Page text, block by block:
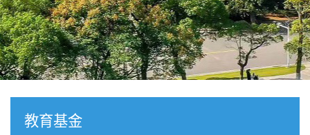
教育基金